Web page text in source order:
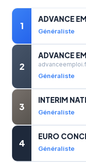
1
ADVANCE
Généraliste
2
ADVANCE
Généraliste
3
INTERIM
Généraliste
4
EURO
Généraliste